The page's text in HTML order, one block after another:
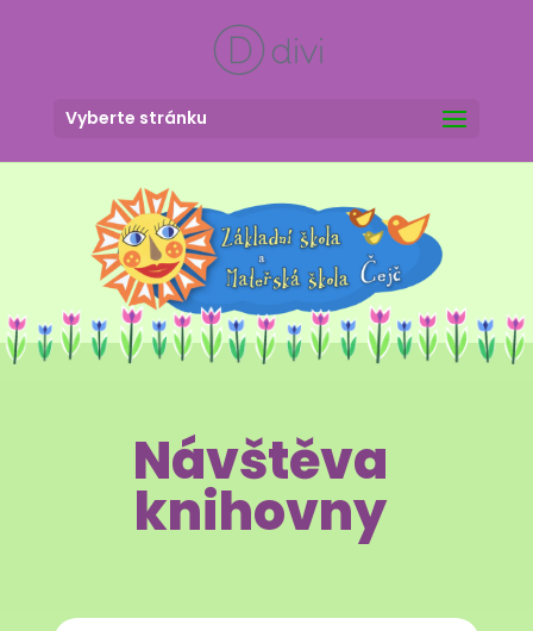
Vyberte stránku
Návštěva
knihovny